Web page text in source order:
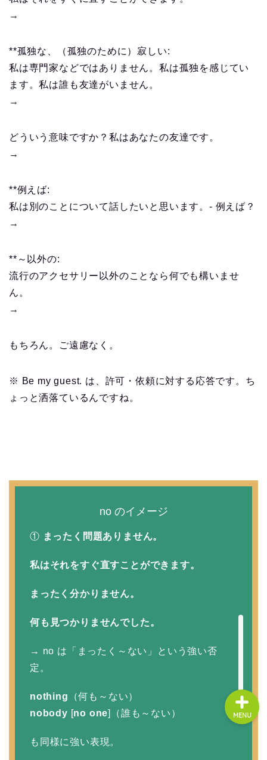
→
**孤独な、（孤独のために）寂しい:
私は専門家などではありません。私は孤独を感じてい
ます。私は誰も友達がいません。
→
どういう意味ですか？私はあなたの友達です。
→
**例えば:
私は別のことについて話したいと思います。- 例えば？
→
**～以外の:
流行のアクセサリー以外のことなら何でも構いませ
ん。
→
もちろん。ご遠慮なく。
※ Be my guest. は、許可・依頼に対する応答です。ち
ょっと洒落ているんですね。
no のイメージ
① まったく問題ありません。
私はそれをすぐ直すことができます。
まったく分かりません。
何も見つかりませんでした。
→ no は「まったく～ない」という強い否
定。
nothing （何も～ない）
nobody [no one]（誰も～ない）
も同様に強い表現。
MENU
コース・料金